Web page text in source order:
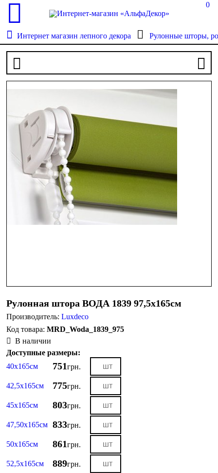
0
Интернет магазин лепного декора Рулонные шторы,
Рулонная штора ВОДА 1839 97,5х165см
Производитель:Luxdeco
MRD_Woda_1839_975
В наличии
Доступные размеры:
40х165см
751грн.
42,5х165см 775грн.
45х165см 803грн.
47,50х165см 833грн.
50х165см 861грн.
52,5х165см 889грн.